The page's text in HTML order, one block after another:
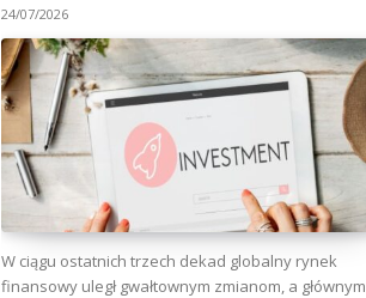
24/07/2026
W ciągu ostatnich trzech dekad globalny rynek
finansowy uległ gwałtownym zmianom, a głównym